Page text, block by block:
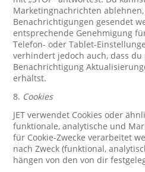
Marketingnachrichten
Benachrichtigungen gesendet
entsprechende Genehmigung
Telefon- oder Tablet-
verhindert jedoch auch, dass du
Benachrichtigung
erhältst.
8. Cookies
JET verwendet Cookies oder
funktionale, analytische und
für Cookie-Zwecke verarbeitet
nach Zweck (funktional,
hängen von den von dir